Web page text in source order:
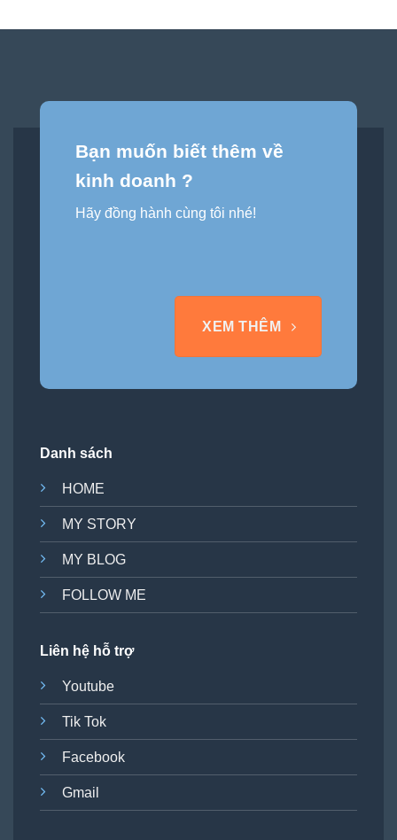
Bạn muốn biết thêm về
kinh doanh ?
Hãy đồng hành cùng tôi nhé!
XEM THÊM
Danh sách
HOME
MY STORY
MY BLOG
FOLLOW ME
Liên hệ hỗ trợ
Youtube
Tik Tok
Facebook
Gmail